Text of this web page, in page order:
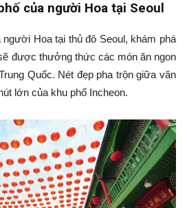
của người Hoa tại Seoul
người Hoa tại thủ đô Seoul, khám phá
được thưởng thức các món ăn ngon
Quốc. Nét đẹp pha trộn giữa văn
lớn của khu phố Incheon.